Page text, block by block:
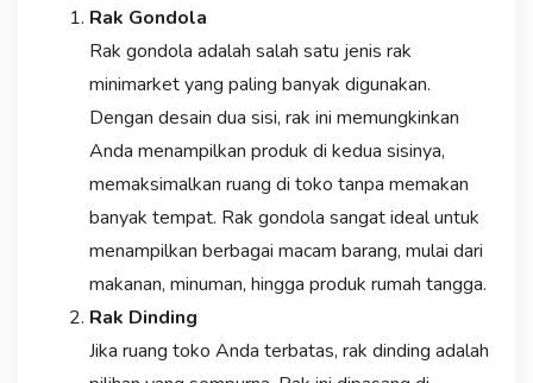
Rak Gondola
Rak gondola adalah salah satu jenis rak
minimarket yang paling banyak digunakan.
Dengan desain dua sisi, rak ini memungkinkan
Anda menampilkan produk di kedua sisinya,
memaksimalkan ruang di toko tanpa memakan
banyak tempat. Rak gondola sangat ideal untuk
menampilkan berbagai macam barang, mulai dari
makanan, minuman, hingga produk rumah tangga.
Rak Dinding
Jika ruang toko Anda terbatas, rak dinding adalah